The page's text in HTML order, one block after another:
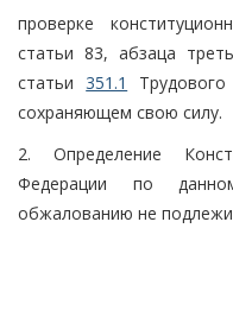
проверке
статьи 83, абзаца
статьи351.1
сохраняющем свою силу.
2. Определение
Федерации по
обжалованию не